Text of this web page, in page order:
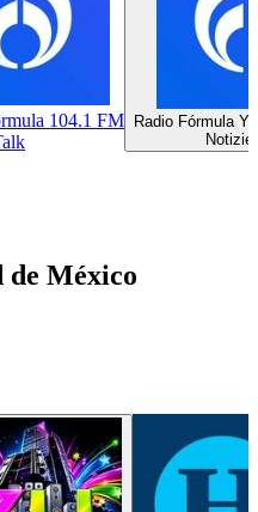
104.1 FM
Radio Fórmula
México